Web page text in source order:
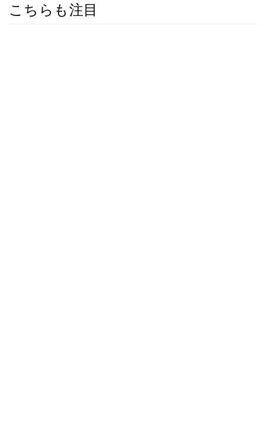
こちらも注目